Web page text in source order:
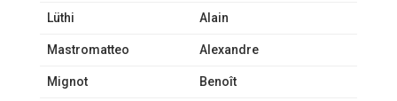
Lüthi Alain
Mastromatteo Alexandre
Mignot Benoît